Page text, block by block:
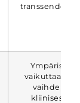
Ympäristö
vaikuttaa, voi
vaihdella
kliinisestä